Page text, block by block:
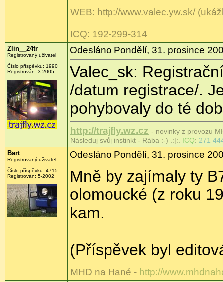
WEB: http://www.valec.yw.sk/
ICQ: 192-299-314
Zlin__24tr
Registrovaný uživatel
Číslo příspěvku: 1990
Registrován: 3-2005
Odesláno Pondělí, 31. prosince
Valec_sk:
/datum registrace/.
pohybovaly do té
http://trajfly.wz.cz - novinky z provozu
Následuj svůj instinkt - Rába :-) .:|:. ICQ: 271
Bart
Registrovaný uživatel
Číslo příspěvku: 4715
Registrován: 5-2002
Odesláno Pondělí, 31. prosince
Mně by zajímaly ty
olomoucké (z roku
kam.
(Příspěvek byl
MHD na Hané - http://